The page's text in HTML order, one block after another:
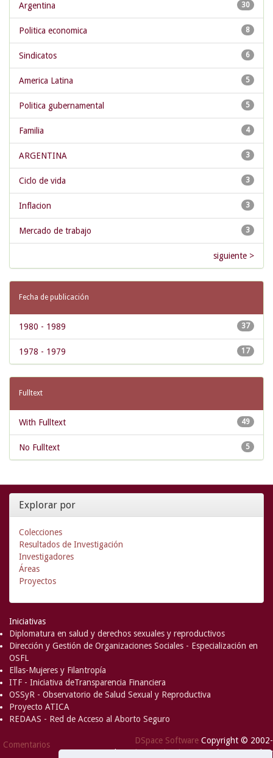
30
Argentina
8
Politica economica
6
Sindicatos
5
America Latina
5
Politica gubernamental
4
Familia
3
ARGENTINA
3
Ciclo de vida
3
Inflacion
3
Mercado de trabajo
siguiente >
Fecha de publicación
37
1980 - 1989
17
1978 - 1979
Fulltext
49
With Fulltext
5
No Fulltext
Explorar por
Colecciones
Resultados de Investigación
Investigadores
Áreas
Proyectos
Iniciativas
Diplomatura en salud y derechos sexuales y reproductivos
Dirección y Gestión de Organizaciones Sociales - Especialización en
OSFL
Ellas-Mujeres y Filantropía
ITF - Iniciativa deTransparencia Financiera
OSSyR - Observatorio de Salud Sexual y Reproductiva
Proyecto ATICA
REDAAS - Red de Acceso al Aborto Seguro
Comentarios DSpace Software Copyright © 2002-
2008MITandHewlett-Packard- Extensión mantenida y